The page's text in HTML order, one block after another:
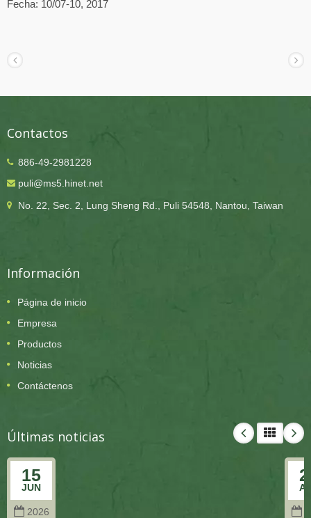
Fecha: 10/07-10, 2017
Contactos
886-49-2981228
puli@ms5.hinet.net
No. 22, Sec. 2, Lung Sheng Rd., Puli 54548, Nantou, Taiwan
Información
Página de inicio
Empresa
Productos
Noticias
Contáctenos
Últimas noticias
15
JUN
2026